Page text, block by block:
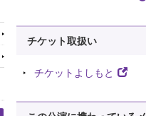
チケット取扱い
チケットよしもと